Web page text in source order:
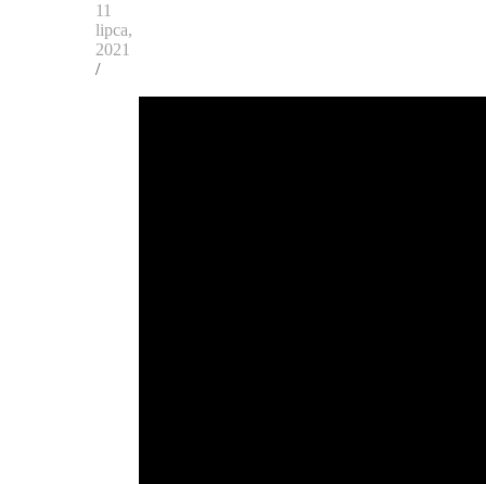
11
lipca,
2021
/